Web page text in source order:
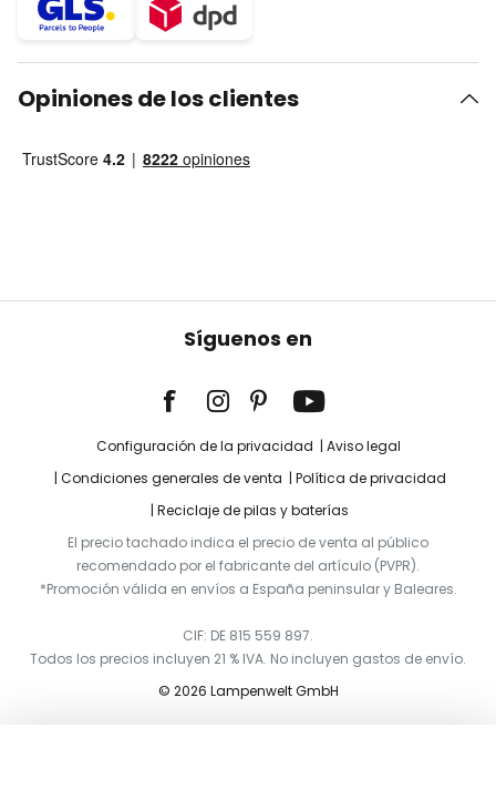
Opiniones de los clientes
Síguenos en
Configuración de la privacidad
Aviso legal
Condiciones generales de venta
Política de privacidad
Reciclaje de pilas y baterías
El precio tachado indica el precio de venta al público
recomendado por el fabricante del artículo (PVPR).
*Promoción válida en envíos a España peninsular y Baleares.
CIF: DE 815 559 897.
Todos los precios incluyen 21 % IVA. No incluyen gastos de envío.
© 2026 Lampenwelt GmbH